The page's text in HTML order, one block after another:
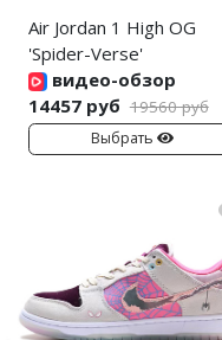
Air Jordan 1 High OG
'Spider-Verse'
видео-обзор
14457 руб 19560 руб
Выбрать